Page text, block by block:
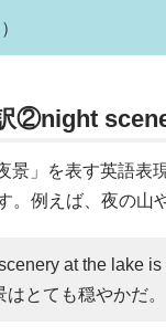
訳②night
景」を表す英語
。例えば、夜の山
at the lake is
はとても穏やかだ。